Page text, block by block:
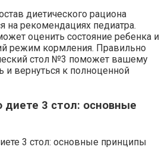
диетического рациона
на рекомендациях педиатра.
оценить состояние ребенка и
режим кормления. Правильно
стол №3 поможет вашему
и вернуться к полноценной
диете 3 стол: основные